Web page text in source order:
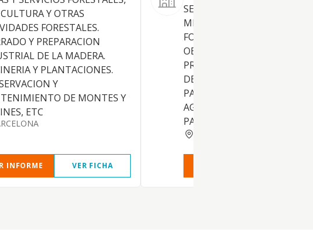
Y OTRAS
FORESTALES.
Y PREPARACION
DE LA MADERA.
Y PLANTACIONES.
Y
DE MONTES Y
ETC
INFORME VER FICHA
SERVICIO DE TRANSPORTE
MERCADERIAS, SERVICIOS
FORESTALES, EDIFICACION Y
OBRA CIVIL,
PREPARACION DE
DEMOLICIONES,
PARA ALUMBRAMIENTO DE
AGUAS, CIMENTACIONES Y
PAVIMENTACIONES, ETC.